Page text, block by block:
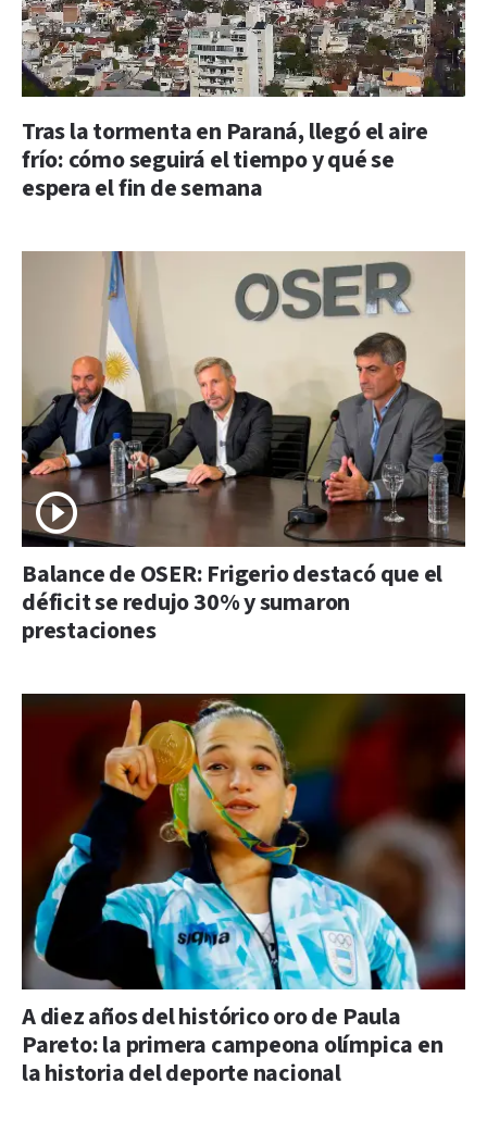
Tras la tormenta en Paraná, llegó el aire
frío: cómo seguirá el tiempo y qué se
espera el fin de semana
Balance de OSER: Frigerio destacó que el
déficit se redujo 30% y sumaron
prestaciones
A diez años del histórico oro de Paula
Pareto: la primera campeona olímpica en
la historia del deporte nacional